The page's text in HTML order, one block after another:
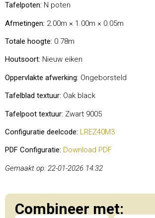
Tafelpoten: N poten
Afmetingen: 2.00m × 1.00m × 0.05m
Totale hoogte: 0.78m
Houtsoort: Nieuw eiken
Oppervlakte afwerking: Ongeborsteld
Tafelblad textuur: Oak black
Tafelpoot textuur: Zwart 9005
Configuratie deelcode: LREZ40M3
PDF Configuratie: Download PDF
Gemaakt op: 22-01-2026 14:32
Combineer met: